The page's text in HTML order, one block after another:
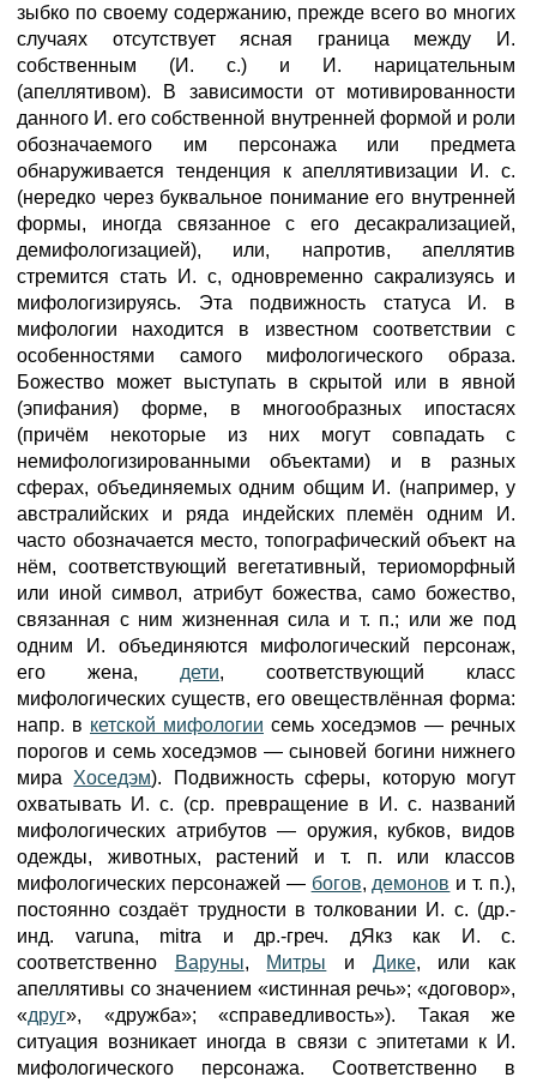
зыбко по своему содержанию, прежде всего во многих
случаях отсутствует ясная граница между И.
собственным (И. с.) и И. нарицательным
(апеллятивом). В зависимости от мотивированности
данного И. его собственной внутренней формой и роли
обозначаемого им персонажа или предмета
обнаруживается тенденция к апеллятивизации И. с.
(нередко через буквальное понимание его внутренней
формы, иногда связанное с его десакрализацией,
демифологизацией), или, напротив, апеллятив
стремится стать И. с, одновременно сакрализуясь и
мифологизируясь. Эта подвижность статуса И. в
мифологии находится в известном соответствии с
особенностями самого мифологического образа.
Божество может выступать в скрытой или в явной
(эпифания) форме, в многообразных ипостасях
(причём некоторые из них могут совпадать с
немифологизированными объектами) и в разных
сферах, объединяемых одним общим И. (например, у
австралийских и ряда индейских племён одним И.
часто обозначается место, топографический объект на
нём, соответствующий вегетативный, териоморфный
или иной символ, атрибут божества, само божество,
связанная с ним жизненная сила и т. п.; или же под
одним И. объединяются мифологический персонаж,
его жена, дети, соответствующий класс
мифологических существ, его овеществлённая форма:
напр. в кетской мифологии семь хоседэмов — речных
порогов и семь хоседэмов — сыновей богини нижнего
мира Хоседэм). Подвижность сферы, которую могут
охватывать И. с. (ср. превращение в И. с. названий
мифологических атрибутов — оружия, кубков, видов
одежды, животных, растений и т. п. или классов
мифологических персонажей — богов, демонов и т. п.),
постоянно создаёт трудности в толковании И. с. (др.-
инд. varuna, mitra и др.-греч. дЯкз как И. с.
соответственно
Варуны, Митры и Дике, или как
апеллятивы со значением «истинная речь»; «договор»,
«друг», «дружба»; «справедливость»). Такая же
ситуация возникает иногда в связи с эпитетами к И.
мифологического персонажа. Соответственно в